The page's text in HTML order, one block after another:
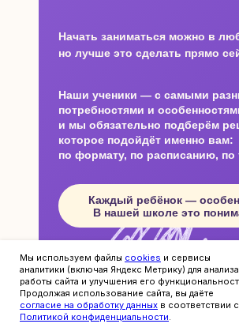
Начать заниматься можно в
но лучше это сделать прямо
Наши ученики — с самыми
потребностями и
и мы обязательно подберём
которое подойдёт именно вам:
по формату, по расписанию, по
Каждый ребёнок —
В нашей школе это
Мы используем файлы cookies и сервисы
аналитики (включая Яндекс Метрику) для анализа
работы сайта и улучшения его
Продолжая использование сайта, вы даёте
согласие на обработку данных в соответствии с
Политикой конфиденциальности.